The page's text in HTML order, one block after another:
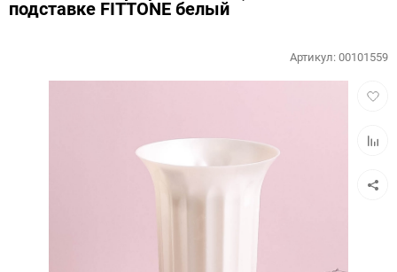
подставке FITTONE белый
Артикул:00101559